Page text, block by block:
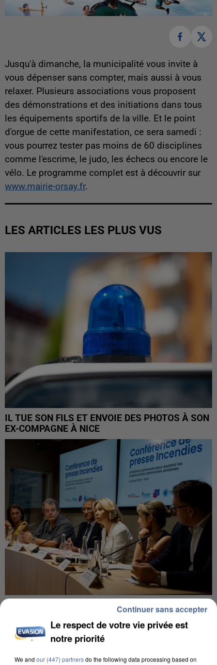
Jusqu'à dimanche, la municipalité vous invite à
vous dépenser sans compter, mais aussi à vous
relaxer. Plusieurs associations vous proposent
des démonstrations et des initiations dans tous
les équipements sportifs de la ville. Et le point
d'orgue de cette manifestation, ce sera samedi :
vous pourrez tester pas moins de 60 disciplines
comme l'escrime, le judo, les échecs ou encore le
vélo. Le programme complet est à découvrir sur
www.mairie-orsay.fr.
LES ARTICLES LES PLUS VUS
IL TUE SON FILS ET ENVOIE DES PHOTOS À SON
EX-COMPAGNE À NICE
INCENDIES : L’ÎLE-DE-FRANCE LANCE UN ÉLAN
DE SOLIDARITÉ AVEC LES...
Le respect de votre vie privée est
notre priorité
We and our (447) partnersdo the following data processing based on
Continuer sans accepter